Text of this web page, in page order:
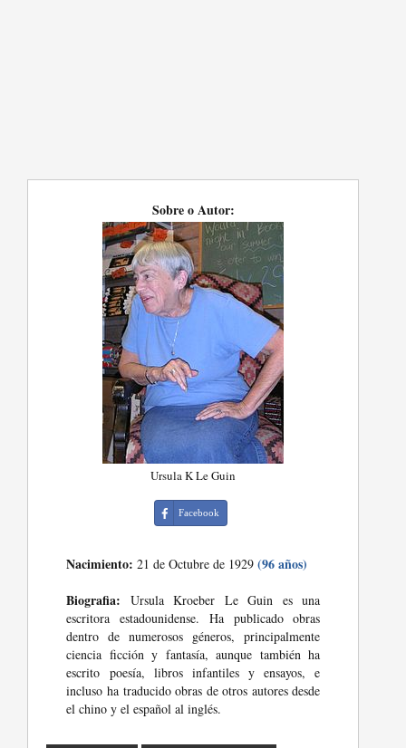
Sobre o Autor:
Ursula K Le Guin
Facebook
Nacimiento: 21 de Octubre de 1929(96 años)
Biografia: Ursula Kroeber Le Guin es una
escritora estadounidense. Ha publicado obras
dentro de numerosos géneros, principalmente
ciencia ficción y fantasía, aunque también ha
escrito poesía, libros infantiles y ensayos, e
incluso ha traducido obras de otros autores desde
el chino y el español al inglés.